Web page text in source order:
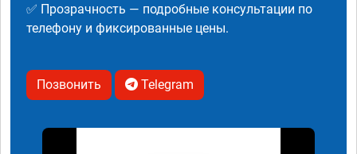
✅ Прозрачность — подробные консультации по
телефону и фиксированные цены.
Позвонить Telegram